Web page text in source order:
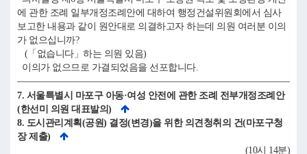
에 관한 조례 일부개정조례안에 대하여 행정건설위원회에서 심사
보고한 내용과 같이 원안대로 의결하고자 하는데 의원 여러분 이의
가 없으십니까?
(「없습니다」하는 의원 있음)
이의가 없으므로 가결되었음을 선포합니다.
7. 서울특별시 마포구 아동·여성 안전에 관한 조례 전부개정조례안
(한선미 의원 대표발의)
8. 도시관리계획(공원) 결정(변경)을 위한 의견청취의 건(마포구청
장 제출)
(10시 14분)